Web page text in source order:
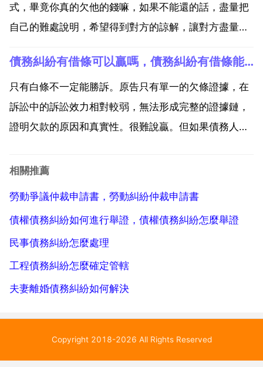
委託律師...
式，畢竟你真的欠他的錢嘛，如果不能還的話，盡量把
自己的難處說明，希望得到對方的諒解，讓對方盡量撤
幫到你，說一下你的實際情況。債務糾紛可以通俗的理
解為因各種金錢借貸償還關係問題，引發的矛盾的發
生。債務糾紛也...
債務糾紛有借條可以贏嗎，債務糾紛有借條能贏嗎
只有白條不一定能勝訴。原告只有單一的欠條證據，在
訴訟中的訴訟效力相對較弱，無法形成完整的證據鏈，
證明欠款的原因和真實性。很難說贏。但如果債務人在
適用一般訴訟時效，民間借貸糾扮陵紛應提供以下證據
相關推薦
勞動爭議仲裁申請書，勞動糾紛仲裁申請書
債權債務糾紛如何進行舉證，債權債務糾紛怎麼舉證
民事債務糾紛怎麼處理
工程債務糾紛怎麼確定管轄
夫妻離婚債務糾紛如何解決
Copyright 2018-2026 All Rights Reserved